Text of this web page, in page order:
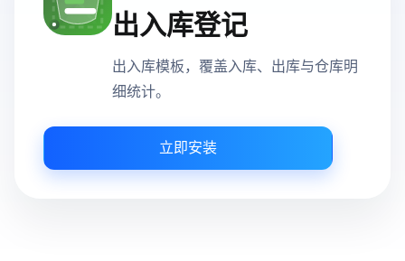
出入库登记
出入库模板，覆盖入库、出库与仓库明
细统计。
立即安装